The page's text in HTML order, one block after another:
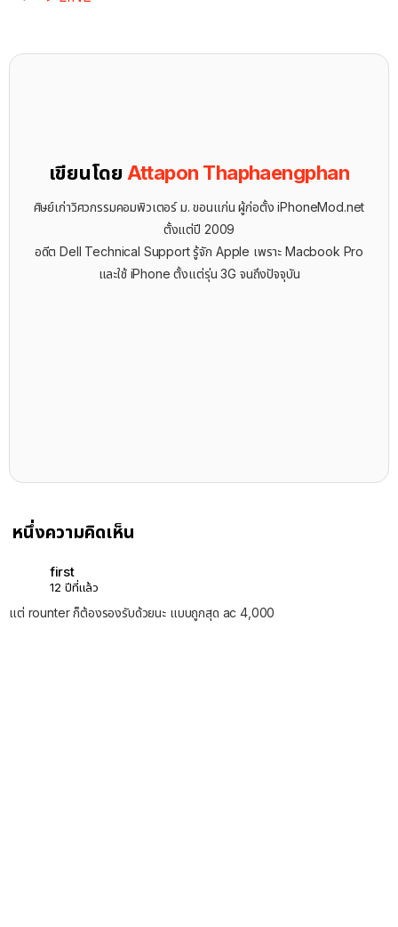
เขียนโดย Attapon Thaphaengphan
ศิษย์เก่าวิศวกรรมคอมพิวเตอร์ ม. ขอนแก่น ผู้ก่อตั้ง iPhoneMod.net
ตั้งแต่ปี 2009
อดีต Dell Technical Support รู้จัก ​Apple เพราะ Macbook Pro
และใช้ iPhone ตั้งแต่รุ่น 3G จนถึงปัจจุบัน
หนึ่งความคิดเห็น
first
12 ปีที่แล้ว
แต่ rounter ก็ต้องรองรับด้วยนะ แบบถูกสุด ac 4,000